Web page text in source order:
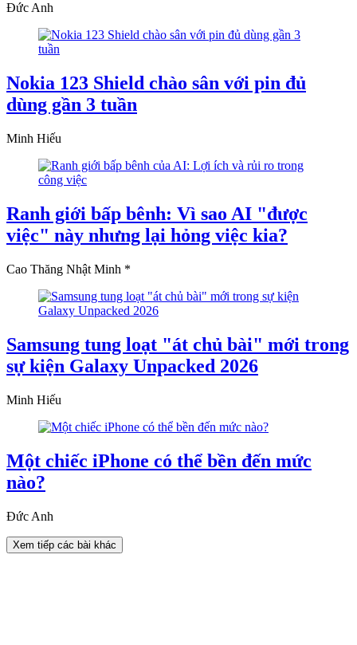
Đức Anh
Nokia 123 Shield chào sân với pin đủ
dùng gần 3 tuần
Minh Hiếu
Ranh giới bấp bênh: Vì sao AI "được
việc" này nhưng lại hỏng việc kia?
Cao Thăng Nhật Minh *
Samsung tung loạt "át chủ bài" mới trong
sự kiện Galaxy Unpacked 2026
Minh Hiếu
Một chiếc iPhone có thể bền đến mức
nào?
Đức Anh
Xem tiếp các bài khác